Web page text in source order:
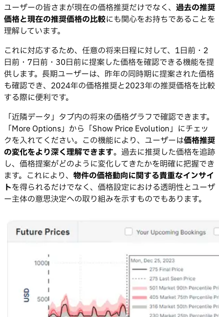
ユーザーの皆さまが現在の価格推奨だけでなく、 過去の推奨
価格と現在の推奨価格の比較にも関心をお持ちであることを
理解しています。
これに対応するため、任意の将来日程に対して、1日前・2
日前・7日前・30日前に提案した価格を確認できる機能を提
供します。長期ユーザーは、昨年の同時期に提案された価格
も確認でき、2024年の価格推奨と2023年の推奨価格を比較
する際に便利です。
「近隣データ」タブ内の将来の価格グラフで確認できます。
「More Options」から「Show Price Evolution」にチェッ
クを入れてください。この機能により、ユーザーは価格推奨
の変化をより深く理解できます。過去に推奨した価格を追跡
し、価格提案がどのように変化してきたかを明確に把握でき
ます。これにより、 物件の価格動向に関する貴重なインサイ
トを得られるだけでなく、価格設定における透明性とユーザ
ー主体の意思決定への取り組みを示すものでもあります。